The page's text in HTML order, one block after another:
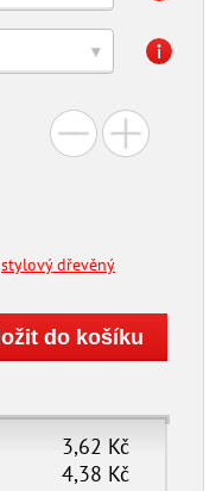
▾
stylový dřevěný
3,62 Kč
4,38 Kč